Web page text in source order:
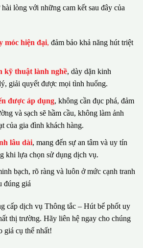
lòng với những cam kết sau đây của
móc hiện đại, đảm bảo khả năng hút triệt
kỹ thuật lành nghề, dày dặn kinh
giải quyết được mọi tình huống.
được áp dụng, không cần đục phá, đảm
và sạch sẽ hầm cầu, không làm ảnh
của gia đình khách hàng.
lâu dài, mang đến sự an tâm và uy tín
khi lựa chọn sử dụng dịch vụ.
bạch, rõ ràng và luôn ở mức cạnh tranh
đúng giá
cấp dịch vụ Thông tắc – Hút bể phốt uy
thị trường. Hãy liên hệ ngay cho chúng
giá cụ thể nhất!